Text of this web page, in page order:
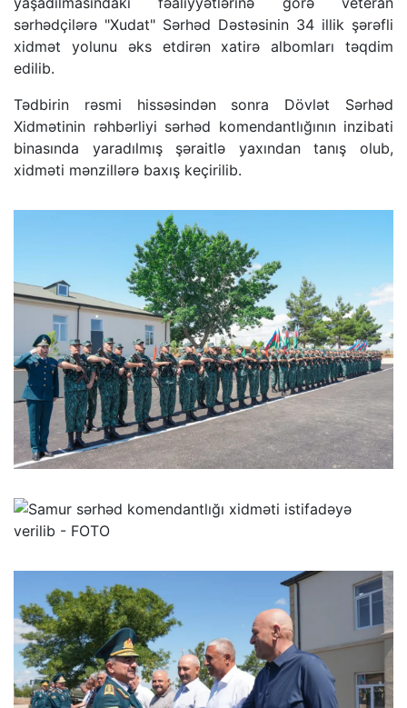
sərhədçilərə "Xudat" Sərhəd Dəstəsinin 34 illik şərəfli
xidmət yolunu əks etdirən xatirə albomları təqdim
edilib.
Tədbirin rəsmi hissəsindən sonra Dövlət Sərhəd
Xidmətinin rəhbərliyi sərhəd komendantlığının inzibati
binasında yaradılmış şəraitlə yaxından tanış olub,
xidməti mənzillərə baxış keçirilib.